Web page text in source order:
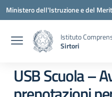
Vai ai contenuti
Vai al menu di navigazione
Vai al footer
Ministero dell'Istruzione e del
Istituto
Sirtori
USB Scuola –